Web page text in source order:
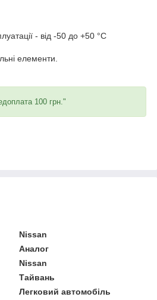
- від -50 до +50 °C
елементи.
100 грн."
Nissan
Аналог
Nissan
Тайвань
Легковий автомобіль